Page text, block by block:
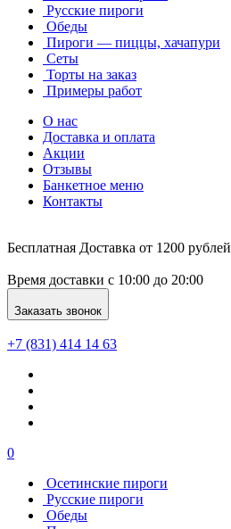
Русские пироги
Обеды
Пироги — пиццы, хачапури
Сеты
Торты на заказ
Примеры работ
О нас
Доставка и оплата
Акции
Отзывы
Банкетное меню
Контакты
Бесплатная Доставка от 1200 рублей
Время доставки c 10:00 до 20:00
Заказать звонок
+7 (831) 414 14 63
0
Осетинские пироги
Русские пироги
Обеды